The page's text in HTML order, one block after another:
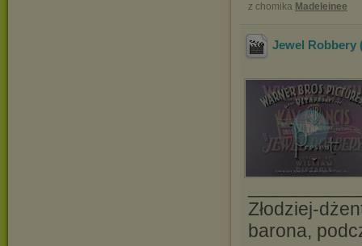
z chomika Madeleinee
Jewel Robbery
Złodziej-
barona,